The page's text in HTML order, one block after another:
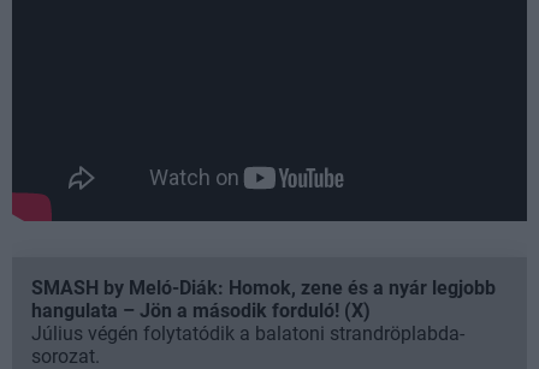
SMASH by Meló-Diák: Homok, zene és a nyár legjobb
hangulata – Jön a második forduló! (X)
Július végén folytatódik a balatoni strandröplabda-
sorozat.